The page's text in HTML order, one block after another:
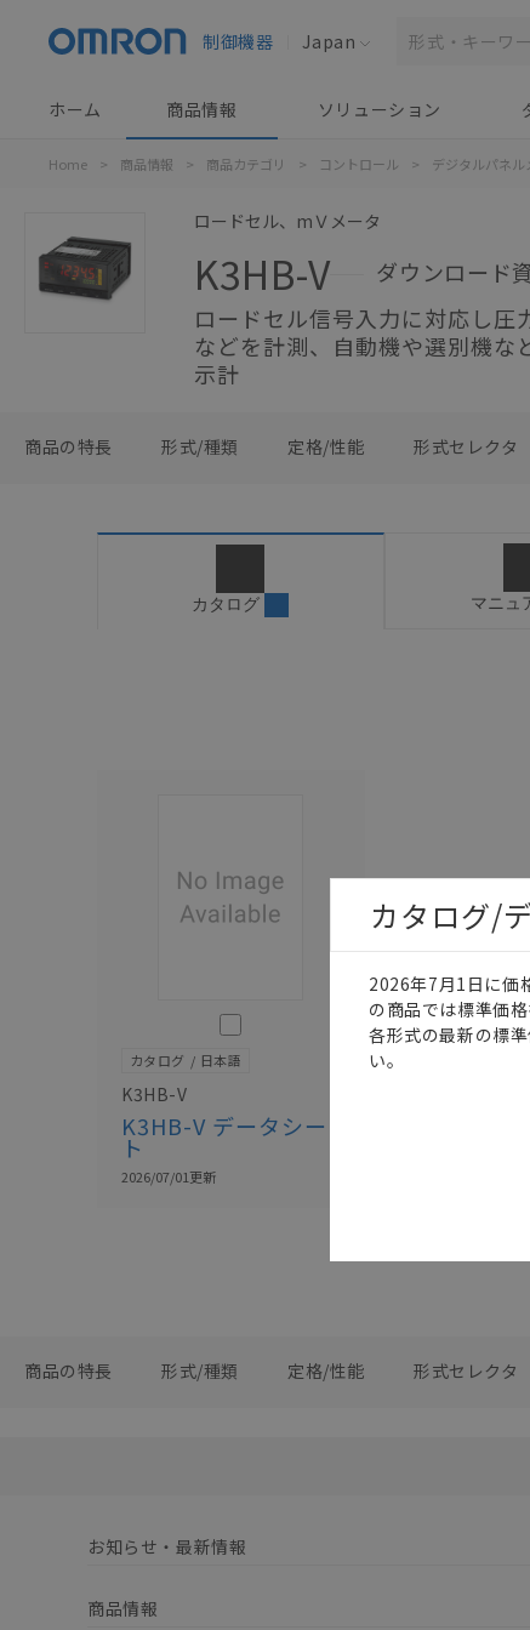
制御機器 Japan
ホーム 商品情報 ソリューション
Home > 商品情報 > 商品カテゴリ > コントロール > デジタルパネル
ロードセル、mＶメータ
K3HB-V
ダウンロード
ロードセル信号入力に対応し圧
などを計測、自動機や選別機な
示計
商品の特長 形式/種類 定格/性能 形式セレクタ
カタログ マニュ
このカタログを選択
カタログ 日本語
K3HB-V
K3HB-V データシー
ト
2026/07/01更新
商品の特長 形式/種類 定格/性能 形式セレクタ
お知らせ・最新情報
商品情報
カタログ/
2026年7月1日に価
の商品では標準価
各形式の最新の標
い。